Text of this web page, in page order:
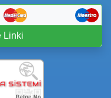
Linki